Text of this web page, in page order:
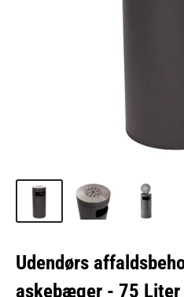
Udendørs
askebæger - 75 Liter